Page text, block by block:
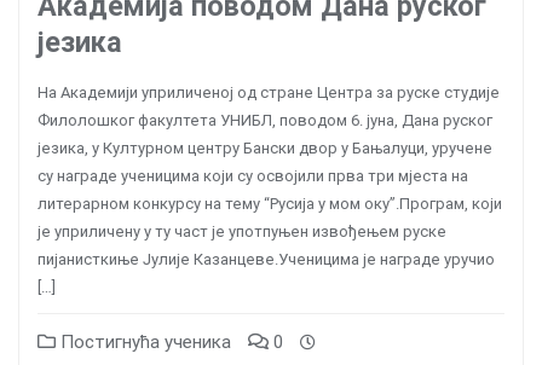
језика
На Академији уприличеној од стране Центра за руске студије
Филолошког факултета УНИБЛ, поводом 6. јуна, Дана руског
језика, у Културном центру Бански двор у Бањалуци, уручене
су награде ученицима који су освојили прва три мјеста на
литерарном конкурсу на тему “Русија у мом оку”.Програм, који
је уприличену у ту част је употпуњен извођењем руске
пијанисткиње Јулије Казанцеве.Ученицима је награде уручио
[…]
Постигнућа ученика 0